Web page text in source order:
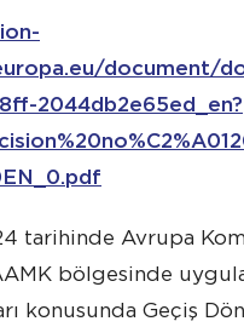
document/
2044db2e65ed_en?
tarihinde Avrupa
bölgesinde
konusunda Geçiş